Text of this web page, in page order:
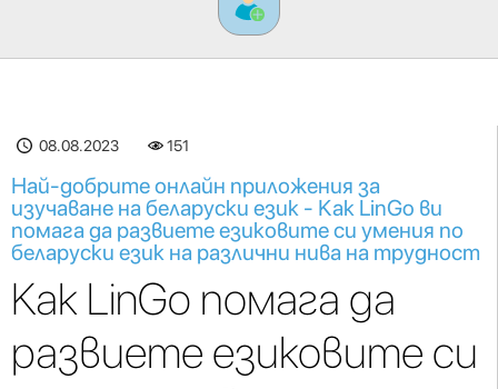
08.08.2023 151
Най-добрите онлайн приложения за
изучаване на беларуски език - Как LinGo ви
помага да развиете езиковите си умения по
беларуски език на различни нива на трудност
Как LinGo помага да
развиете езиковите си